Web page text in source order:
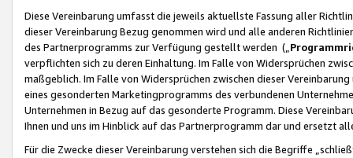
Diese Vereinbarung umfasst die jeweils aktuellste Fassung aller
dieser Vereinbarung Bezug genommen wird und alle anderen
des Partnerprogramms zur Verfügung gestellt werden („
verpflichten sich zu deren Einhaltung. Im Falle von Widersprüchen
maßgeblich. Im Falle von Widersprüchen zwischen dieser
eines gesonderten Marketingprogramms des verbundenen
Unternehmen in Bezug auf das gesonderte Programm. Diese
Ihnen und uns im Hinblick auf das Partnerprogramm dar und ersetzt
Für die Zwecke dieser Vereinbarung verstehen sich die Begriffe